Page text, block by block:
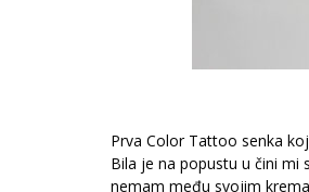
Prva Color Tattoo senka
Bila je na popustu u čini mi
nemam među svojim